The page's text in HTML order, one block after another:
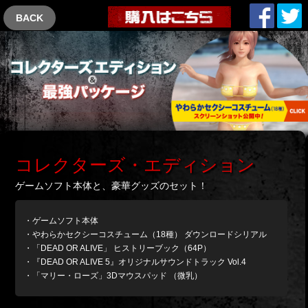
BACK
コレクターズ・エディション
ゲームソフト本体と、豪華グッズのセット！
・ゲームソフト本体
・やわらかセクシーコスチューム（18種） ダウンロードシリアル
・「DEAD OR ALIVE」 ヒストリーブック（64P）
・『DEAD OR ALIVE 5』オリジナルサウンドトラック Vol.4
・「マリー・ローズ」3Dマウスパッド （微乳）